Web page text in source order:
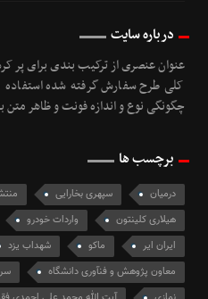
درباره سایت
عنوان عنصری از ترکیب بندی برای پر
کلی طرح سفارش گرفته شده استفاده
چگونگی نوع و اندازه فونت و ظاهر متن
برچسب ها
درمیان سپهری بخارایی
هیلاری کلینتون
واردات خودرو
ایران ایر
ماکو
شهداب یزد
معاون پژوهش و فنآوری دانشگاه